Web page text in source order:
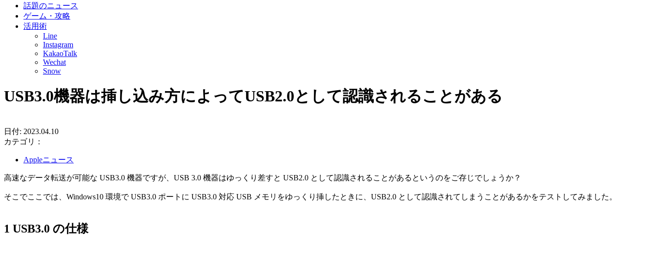
話題のニュース
ゲーム・攻略
活用術
Line
Instagram
KakaoTalk
Wechat
Snow
USB3.0機器は挿し込み方によってUSB2.0として認識されることがある
日付: 2023.04.10
カテゴリ：
Appleニュース
高速なデータ転送が可能な USB3.0 機器ですが、USB 3.0 機器はゆっくり差すと USB2.0 として認識されることがあるというのをご存じでしょうか？
そこでここでは、Windows10 環境で USB3.0 ポートに USB3.0 対応 USB メモリをゆっくり挿したときに、USB2.0 として認識されてしまうことがあるかをテストしてみました。
1 USB3.0 の仕様